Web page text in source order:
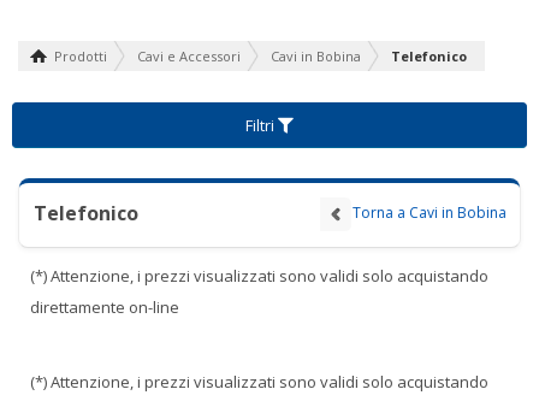
Prodotti Cavi e Accessori Cavi in Bobina Telefonico
Filtri
Telefonico Torna a Cavi in Bobina
(*) Attenzione, i prezzi visualizzati sono validi solo acquistando
direttamente on-line
(*) Attenzione, i prezzi visualizzati sono validi solo acquistando